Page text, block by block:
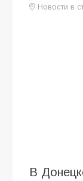
Новости в
В